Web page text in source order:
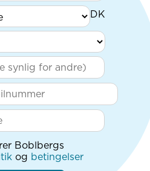
Boblbergs
og betingelser